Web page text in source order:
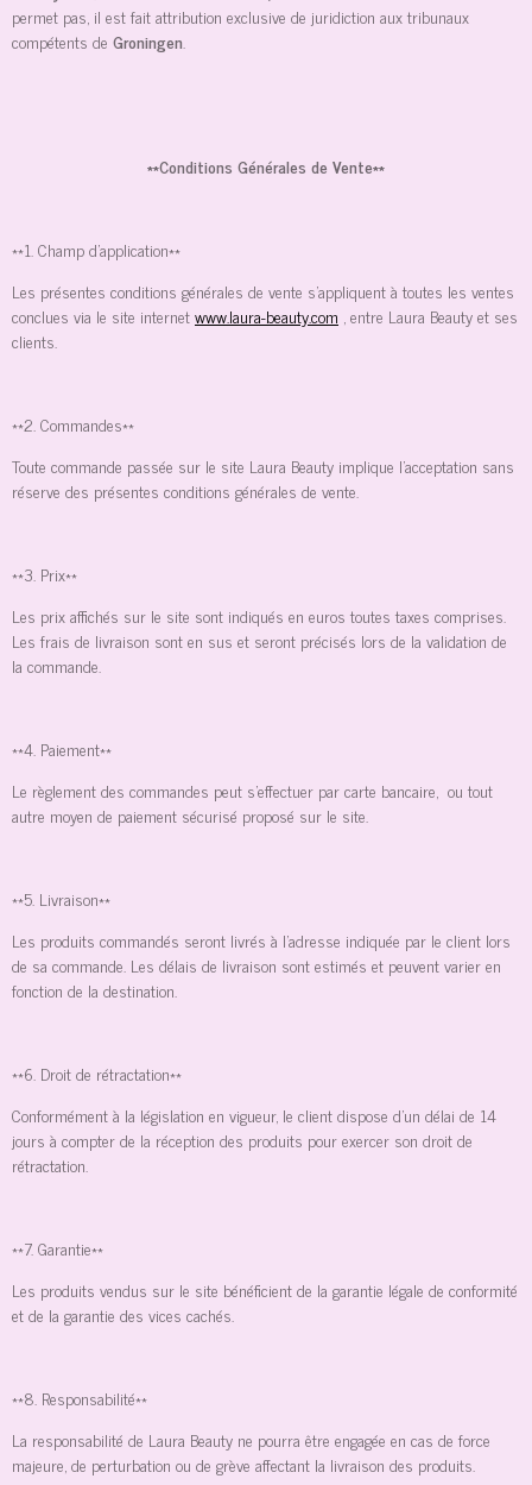
permet pas, il est fait attribution exclusive de juridiction aux tribunaux
compétents de Groningen.
**Conditions Générales de Vente**
**1. Champ d'application**
Les présentes conditions générales de vente s'appliquent à toutes les ventes
conclues via le site internetwww.laura-beauty.com , entre Laura Beauty et ses
clients.
**2. Commandes**
Toute commande passée sur le site Laura Beauty implique l'acceptation sans
réserve des présentes conditions générales de vente.
**3. Prix**
Les prix affichés sur le site sont indiqués en euros toutes taxes comprises.
Les frais de livraison sont en sus et seront précisés lors de la validation de
la commande.
**4. Paiement**
Le règlement des commandes peut s'effectuer par carte bancaire, ou tout
autre moyen de paiement sécurisé proposé sur le site.
**5. Livraison**
Les produits commandés seront livrés à l'adresse indiquée par le client lors
de sa commande. Les délais de livraison sont estimés et peuvent varier en
fonction de la destination.
**6. Droit de rétractation**
Conformément à la législation en vigueur, le client dispose d'un délai de 14
jours à compter de la réception des produits pour exercer son droit de
rétractation.
**7. Garantie**
Les produits vendus sur le site bénéficient de la garantie légale de conformité
et de la garantie des vices cachés.
**8. Responsabilité**
La responsabilité de Laura Beauty ne pourra être engagée en cas de force
majeure, de perturbation ou de grève affectant la livraison des produits.